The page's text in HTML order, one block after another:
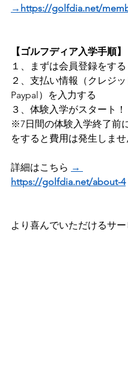
→https://golfdia.net/
【ゴルフディア入学手順】
１、まずは会員登録をする ​
２、支払い情報（クレジ
Paypal）を入力する
３、体験入学がスタート
※7日間の体験入学終了前
をすると費用は発生しませ
詳細はこちら →
https://golfdia.net/about-4
より喜んでいただけるサ